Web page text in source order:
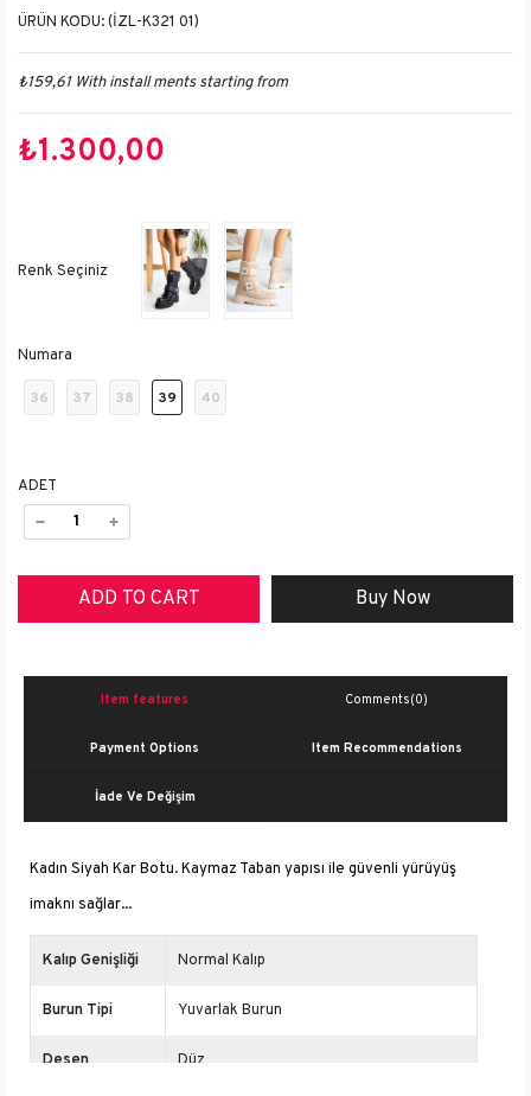
(İZL-K321 01)
₺159,61 With install ments starting from
₺1.300,00
Numara
36 37 38 39 40
ADET
Item features Comments(0)
Payment Options Item Recommendations
İade Ve Değişim
Kadın Siyah Kar Botu. Kaymaz Taban yapısı ile güvenli yürüyüş
imaknı sağlar...
Kalıp Genişliği Normal Kalıp
Burun Tipi Yuvarlak Burun
Desen Düz